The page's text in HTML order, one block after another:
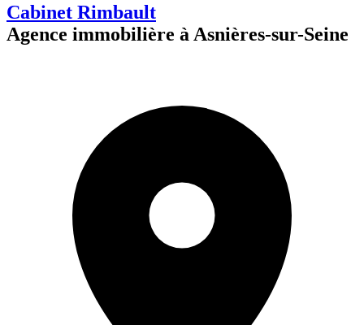
Cabinet Rimbault
Agence immobilière à Asnières-sur-Seine